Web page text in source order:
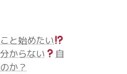
と始めたい
からない
自
か？